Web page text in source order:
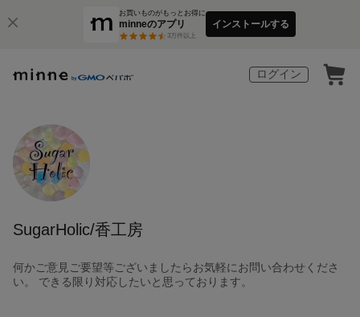
お買いものがもっとお得に
minneのアプリ
3万件以上
インストールする
ログイン
SugarHolic/香工房
何かご意見ご要望等ございましたらお気軽にお問い合わせくださ
い。 できる限り対応したいと思っております。